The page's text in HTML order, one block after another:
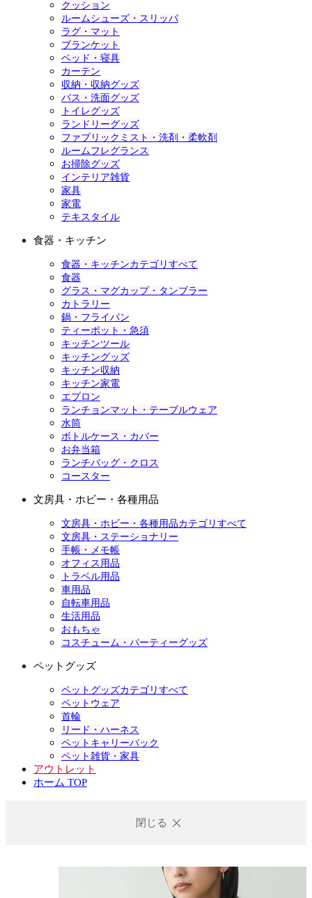
クッション
ルームシューズ・スリッパ
ラグ・マット
ブランケット
ベッド・寝具
カーテン
収納・収納グッズ
バス・洗面グッズ
トイレグッズ
ランドリーグッズ
ファブリックミスト・洗剤・柔軟剤
ルームフレグランス
お掃除グッズ
インテリア雑貨
家具
家電
テキスタイル
食器・キッチン
食器・キッチンカテゴリすべて
食器
グラス・マグカップ・タンブラー
カトラリー
鍋・フライパン
ティーポット・急須
キッチンツール
キッチングッズ
キッチン収納
キッチン家電
エプロン
ランチョンマット・テーブルウェア
水筒
ボトルケース・カバー
お弁当箱
ランチバッグ・クロス
コースター
文房具・ホビー・各種用品
文房具・ホビー・各種用品カテゴリすべて
文房具・ステーショナリー
手帳・メモ帳
オフィス用品
トラベル用品
車用品
自転車用品
生活用品
おもちゃ
コスチューム・パーティーグッズ
ペットグッズ
ペットグッズカテゴリすべて
ペットウェア
首輪
リード・ハーネス
ペットキャリーバック
ペット雑貨・家具
アウトレット
ホーム TOP
閉じる